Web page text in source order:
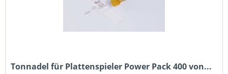
Tonnadel für Plattenspieler Power Pack 400 von...